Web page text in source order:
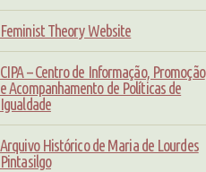
Feminist Theory Website
CIPA – Centro de Informação, Promoção
e Acompanhamento de Políticas de
Igualdade
Arquivo Histórico de Maria de Lourdes
Pintasilgo